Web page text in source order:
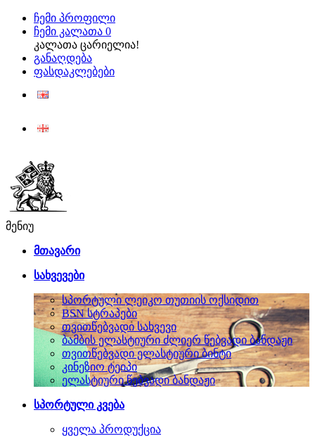
ჩემი პროფილი
ჩემი კალათა 0
კალათა ცარიელია!
განაღდება
ფასდაკლებები
მენიუ
მთავარი
სახვევები
სპორტული ლეიკო თუთიის ოქსიდით
BSN სტრაპები
თვითწებვადი სახვევი
ბამბის ელასტიური ძლიერ წებვადი ბანდაჟი
თვითწებვადი ელასტიური ბინტი
კინეზიო ტეიპი
ელასტიური წებვადი ბანდაჟი
სპორტული კვება
ყველა პროდუქცია